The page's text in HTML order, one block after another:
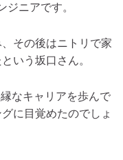
ニアです。
その後はニトリで家
いう坂口さん。
なキャリアを歩んで
に目覚めたのでしょ